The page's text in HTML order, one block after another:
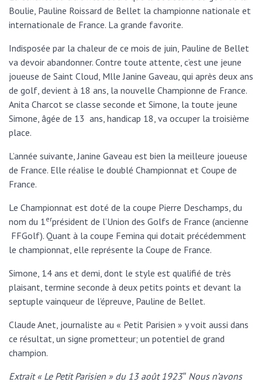
Boulie, Pauline Roissard de Bellet la championne nationale et
internationale de France. La grande favorite.
Indisposée par la chaleur de ce mois de juin, Pauline de Bellet
va devoir abandonner. Contre toute attente, c’est une jeune
joueuse de Saint Cloud, Mlle Janine Gaveau, qui après deux ans
de golf, devient à 18 ans, la nouvelle Championne de France.
Anita Charcot se classe seconde et Simone, la toute jeune
Simone, âgée de 13 ans, handicap 18, va occuper la troisième
place.
L’année suivante, Janine Gaveau est bien la meilleure joueuse
de France. Elle réalise le doublé Championnat et Coupe de
France.
Le Championnat est doté de la coupe Pierre Deschamps, du
nom du 1erprésident de l’Union des Golfs de France (ancienne
FFGolf). Quant à la coupe Femina qui dotait précédemment
le championnat, elle représente la Coupe de France.
Simone, 14 ans et demi, dont le style est qualifié de très
plaisant, termine seconde à deux petits points et devant la
septuple vainqueur de l’épreuve, Pauline de Bellet.
Claude Anet, journaliste au « Petit Parisien » y voit aussi dans
ce résultat, un signe prometteur; un potentiel de grand
champion.
Extrait « Le Petit Parisien » du 13 août 1923″ Nous n’avons